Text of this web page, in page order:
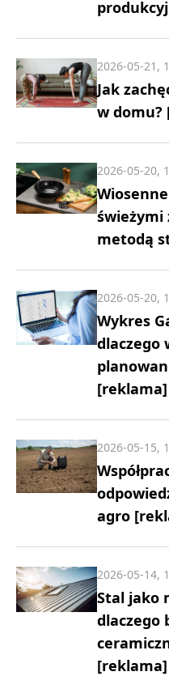
Jak
w domu?
2026-05-21,
świeżymi
metodą
2026-05-20,
Wykres
dlaczego
[reklama]
2026-05-20,
agro
2026-05-15,
Stal jako
dlaczego
[reklama]
2026-05-14,